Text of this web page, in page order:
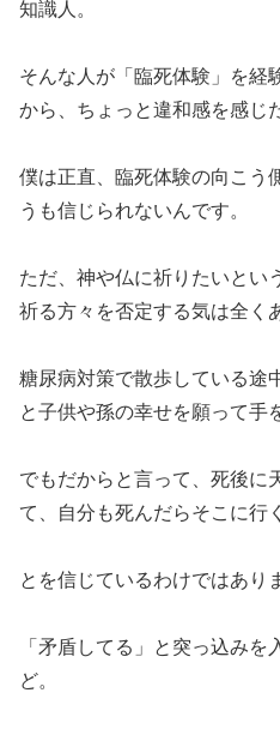
知識人。
そんな人が「臨死体験」を経
から、ちょっと違和感を感じ
僕は正直、臨死体験の向こう
うも信じられないんです。
ただ、神や仏に祈りたいとい
祈る方々を否定する気は全く
糖尿病対策で散歩している途
と子供や孫の幸せを願って手
でもだからと言って、死後に
て、自分も死んだらそこに行
とを信じているわけではあり
「矛盾してる」と突っ込み
ど。